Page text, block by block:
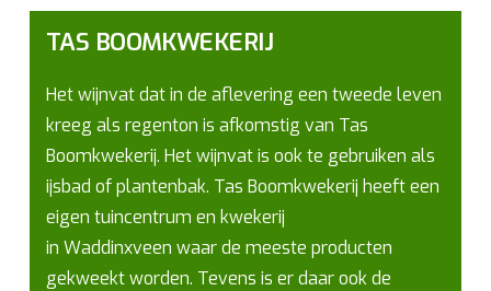
TAS BOOMKWEKERIJ
Het wijnvat dat in de aflevering een tweede leven
kreeg als regenton is afkomstig van Tas
Boomkwekerij. Het wijnvat is ook te gebruiken als
ijsbad of plantenbak. Tas Boomkwekerij heeft een
eigen tuincentrum en kwekerij
in Waddinxveen waar de meeste producten
gekweekt worden. Tevens is er daar ook de